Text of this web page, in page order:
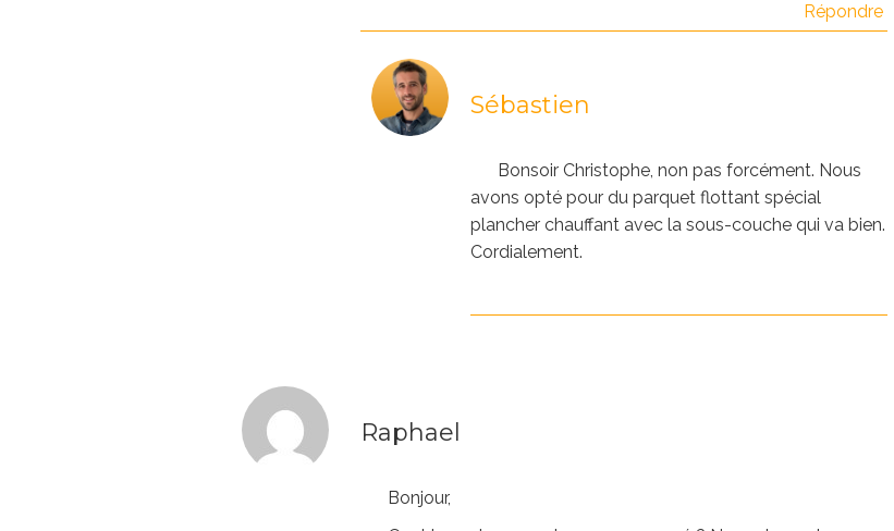
Répondre
Sébastien
Bonsoir Christophe, non pas forcément. Nous
avons opté pour du parquet flottant spécial
plancher chauffant avec la sous-couche qui va bien.
Cordialement.
Raphael
Bonjour,